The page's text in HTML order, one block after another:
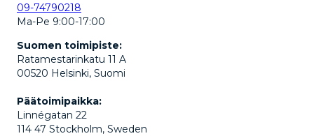
09-74790218
Ma-Pe 9:00-17:00
Suomen toimipiste:
Ratamestarinkatu 11 A
00520 Helsinki, Suomi
Päätoimipaikka:
Linnégatan 22
114 47 Stockholm, Sweden